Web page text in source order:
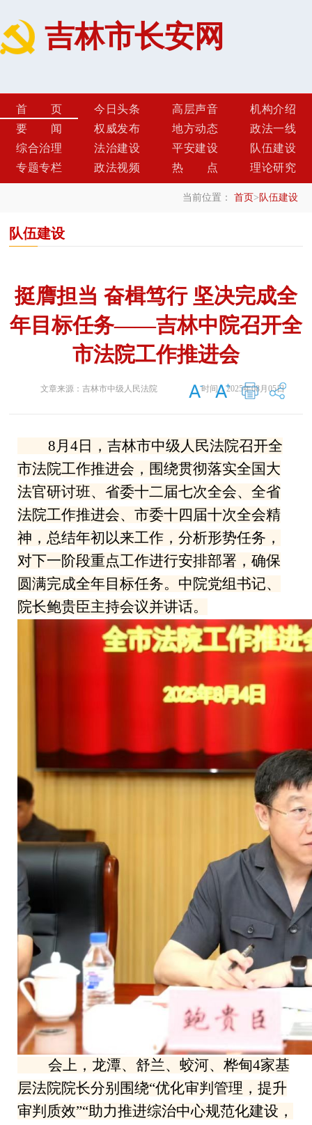
吉林市长安网
首页 今日头条 高层声音
机构介绍
要闻
权威发布 地方动态
政法一线
综合治理
法治建设 平安建设
队伍建设
专题专栏
政法视频 热点 理论研究
当前位置： 首页> 队伍建设
队伍建设
挺膺担当 奋楫笃行 坚决完成全
年目标任务——吉林中院召开全
市法院工作推进会
文章来源：吉林市中级人民法院 时间：2025年08月05日
8月4日，吉林市中级人民法院召开全
市法院工作推进会，围绕贯彻落实全国大
法官研讨班、省委十二届七次全会、全省
法院工作推进会、市委十四届十次全会精
神，总结年初以来工作，分析形势任务，
对下一阶段重点工作进行安排部署，确保
圆满完成全年目标任务。中院党组书记、
院长鲍贵臣主持会议并讲话。
会上，龙潭、舒兰、蛟河、桦甸4家基
层法院院长分别围绕“优化审判管理，提升
审判质效”“助力推进综治中心规范化建设，